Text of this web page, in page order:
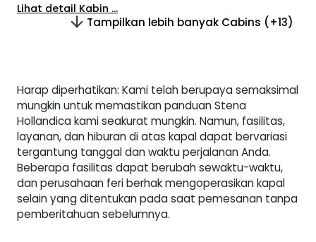
Lihat detail Kabin ...
Tampilkan lebih banyak Cabins (+13)
Harap diperhatikan: Kami telah berupaya semaksimal
mungkin untuk memastikan panduan Stena
Hollandica kami seakurat mungkin. Namun, fasilitas,
layanan, dan hiburan di atas kapal dapat bervariasi
tergantung tanggal dan waktu perjalanan Anda.
Beberapa fasilitas dapat berubah sewaktu-waktu,
dan perusahaan feri berhak mengoperasikan kapal
selain yang ditentukan pada saat pemesanan tanpa
pemberitahuan sebelumnya.